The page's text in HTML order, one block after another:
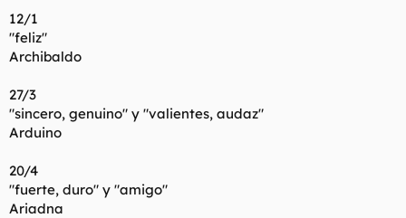
12/1
"feliz"
Archibaldo
27/3
"sincero, genuino" y "valientes, audaz"
Arduino
20/4
"fuerte, duro" y "amigo"
Ariadna